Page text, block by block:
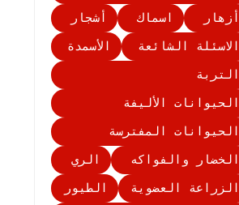
أزهار
اسماك
أشجار
الاسئلة الشائعة
الأسمدة
التربة
الحيوانات الأليفة
الحيوانات المفترسة
الخضار والفواكه
الري
الزراعة العضوية
الطيور